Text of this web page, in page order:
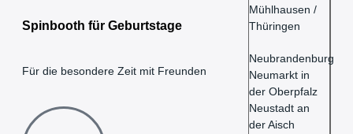
Mühlhausen /
Thüringen
Neubrandenburg
Neumarkt in
der Oberpfalz
Neustadt an
der Aisch
Spinbooth für Geburtstage
Für die besondere Zeit mit Freunden